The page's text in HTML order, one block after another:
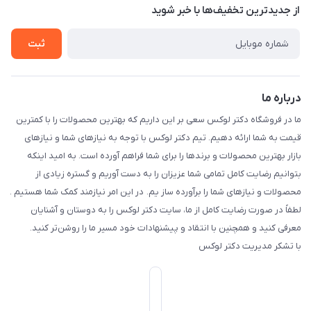
درباره ما
راهنما
از جدید‌ترین تخفیف‌ها با‌ خبر شوید
ثبت
درباره ما
ما در فروشگاه دکتر لوکس سعی بر این داریم که بهترین محصولات را با کمترین
قیمت به شما ارائه دهیم. تیم دکتر لوکس با توجه به نیازهای شما و نیازهای
بازار بهترین محصولات و برندها را برای شما فراهم آورده است. به امید اینکه
بتوانیم رضایت کامل تمامی شما عزیزان را به دست آوریم و گستره زیادی از
محصولات و نیازهای شما را برآورده ساز یم. در این امر نیازمند کمک شما هستیم .
لطفاً در صورت رضایت کامل از ما، سایت دکتر لوکس را به دوستان و آشنایان
معرفی کنید و همچنین با انتقاد و پیشنهادات خود مسیر ما را روشن‌تر کنید.
با تشکر مدیریت دکتر لوکس